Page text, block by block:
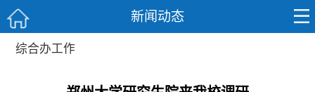
新闻动态
综合办工作